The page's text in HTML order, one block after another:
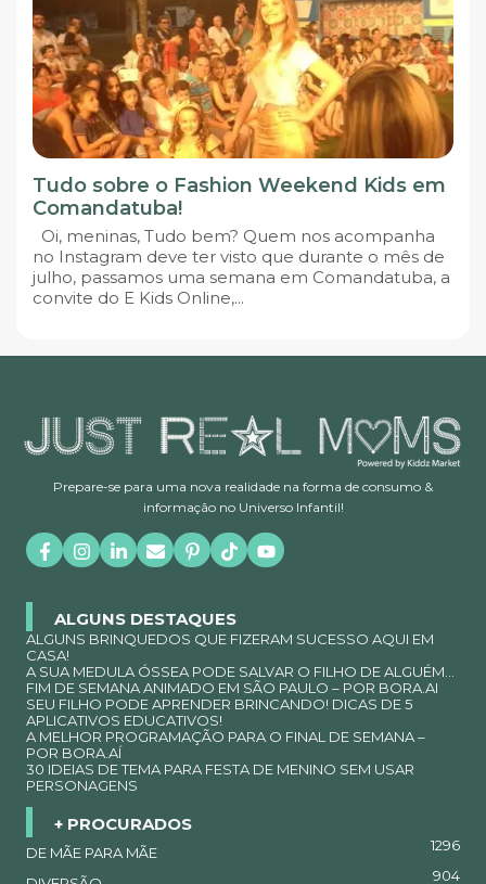
Tudo sobre o Fashion Weekend Kids em
Comandatuba!
Oi, meninas, Tudo bem? Quem nos acompanha
no Instagram deve ter visto que durante o mês de
julho, passamos uma semana em Comandatuba, a
convite do E Kids Online,...
Prepare-se para uma nova realidade na forma de consumo &
informação no Universo Infantil!
ALGUNS DESTAQUES
ALGUNS BRINQUEDOS QUE FIZERAM SUCESSO AQUI EM
CASA!
A SUA MEDULA ÓSSEA PODE SALVAR O FILHO DE ALGUÉM…
FIM DE SEMANA ANIMADO EM SÃO PAULO – POR BORA.AI
SEU FILHO PODE APRENDER BRINCANDO! DICAS DE 5
APLICATIVOS EDUCATIVOS!
A MELHOR PROGRAMAÇÃO PARA O FINAL DE SEMANA –
POR BORA.AÍ
30 IDEIAS DE TEMA PARA FESTA DE MENINO SEM USAR
PERSONAGENS
+ PROCURADOS
DE MÃE PARA MÃE 1296
904